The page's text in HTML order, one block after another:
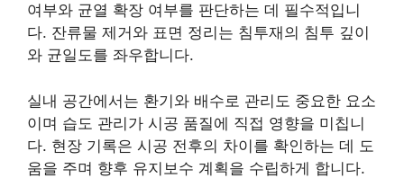
여부와 균열 확장 여부를 판단하는 데 필수적입니
다. 잔류물 제거와 표면 정리는 침투재의 침투 깊이
와 균일도를 좌우합니다.
실내 공간에서는 환기와 배수로 관리도 중요한 요소
이며 습도 관리가 시공 품질에 직접 영향을 미칩니
다. 현장 기록은 시공 전후의 차이를 확인하는 데 도
움을 주며 향후 유지보수 계획을 수립하게 합니다.